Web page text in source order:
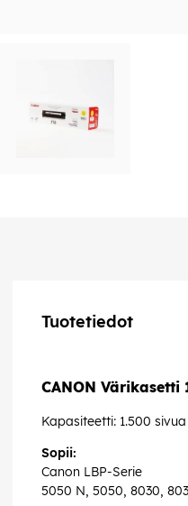
Tuotetiedot
CANON Värikasetti
Kapasiteetti: 1.500 sivua
Sopii:
Canon LBP-Serie
5050 N, 5050, 8030,